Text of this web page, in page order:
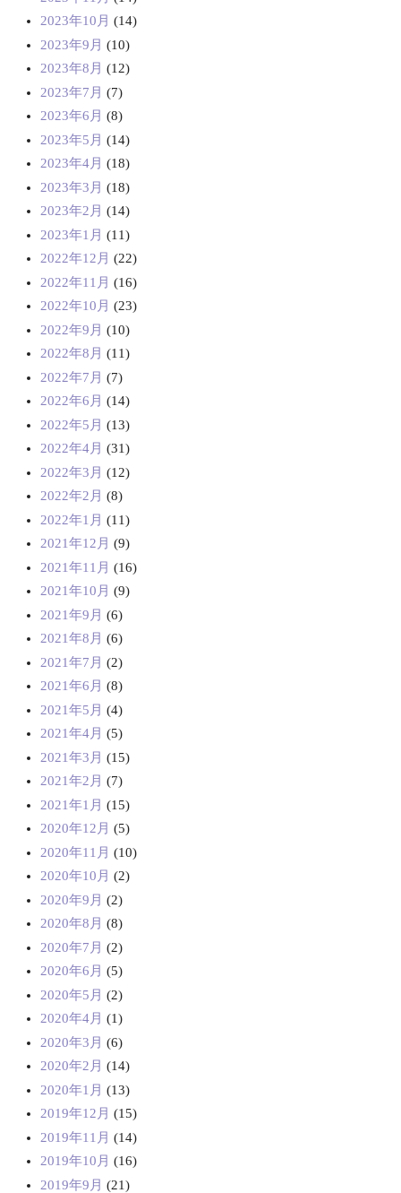
2023年10月 (14)
2023年9月 (10)
2023年8月 (12)
2023年7月 (7)
2023年6月 (8)
2023年5月 (14)
2023年4月 (18)
2023年3月 (18)
2023年2月 (14)
2023年1月 (11)
2022年12月 (22)
2022年11月 (16)
2022年10月 (23)
2022年9月 (10)
2022年8月 (11)
2022年7月 (7)
2022年6月 (14)
2022年5月 (13)
2022年4月 (31)
2022年3月 (12)
2022年2月 (8)
2022年1月 (11)
2021年12月 (9)
2021年11月 (16)
2021年10月 (9)
2021年9月 (6)
2021年8月 (6)
2021年7月 (2)
2021年6月 (8)
2021年5月 (4)
2021年4月 (5)
2021年3月 (15)
2021年2月 (7)
2021年1月 (15)
2020年12月 (5)
2020年11月 (10)
2020年10月 (2)
2020年9月 (2)
2020年8月 (8)
2020年7月 (2)
2020年6月 (5)
2020年5月 (2)
2020年4月 (1)
2020年3月 (6)
2020年2月 (14)
2020年1月 (13)
2019年12月 (15)
2019年11月 (14)
2019年10月 (16)
2019年9月 (21)